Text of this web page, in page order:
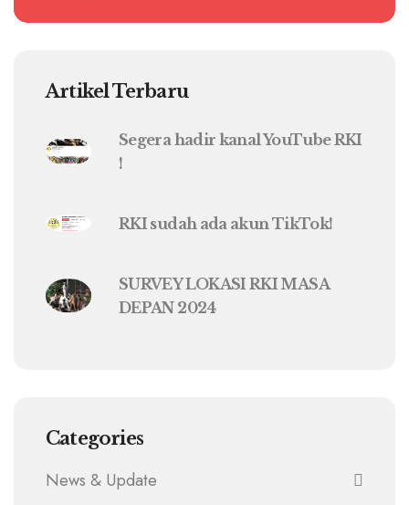
Artikel Terbaru
Segera hadir kanal YouTube RKI
!
RKI sudah ada akun TikTok!
SURVEY LOKASI RKI MASA
DEPAN 2024
Categories
News & Update